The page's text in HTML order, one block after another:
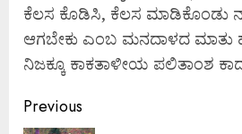
ಕೆಲಸ ಕೊಡಿಸಿ, ಕೆಲಸ ಮಾಡಿಕೊಂಡು
ಆಗಬೇಕು ಎಂಬ ಮನದಾಳದ ಮಾತು
ನಿಜಕ್ಕೂ ಕಾಕತಾಳೀಯ ಪಲಿತಾಂಶ
Previous